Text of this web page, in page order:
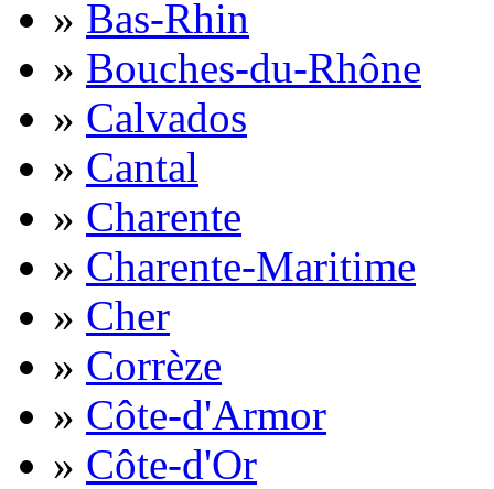
» Bas-Rhin
» Bouches-du-Rhône
» Calvados
» Cantal
» Charente
» Charente-Maritime
» Cher
» Corrèze
» Côte-d'Armor
» Côte-d'Or